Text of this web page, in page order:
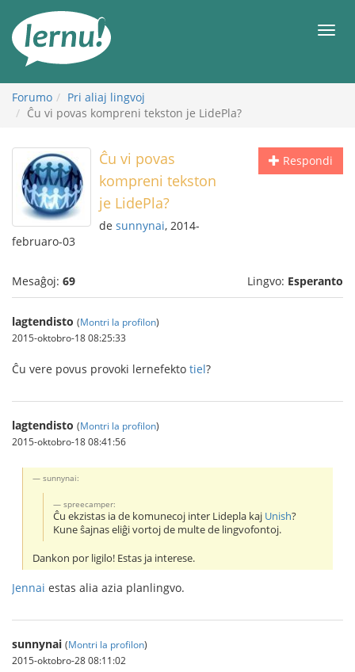
enhavo
Forumo
Pri aliaj lingvoj
Ĉu vi povas kompreni tekston je LidePla?
Respondi
Ĉu vi povas
kompreni tekston
je LidePla?
de sunnynai, 2014-
februaro-03
Mesaĝoj: 69 Lingvo: Esperanto
lagtendisto (Montri la profilon)
2015-oktobro-18 08:25:33
Ĉu vere povus provoki lernefekto tiel?
lagtendisto (Montri la profilon)
2015-oktobro-18 08:41:56
sunnynai:
spreecamper:
Ĉu ekzistas ia de komunecoj inter Lidepla kaj Unish?
Kune ŝajnas eliĝi vortoj de multe de lingvofontoj.
Dankon por ligilo! Estas ja interese.
Jennai estas alia azia planlingvo.
sunnynai (Montri la profilon)
2015-oktobro-28 08:11:02